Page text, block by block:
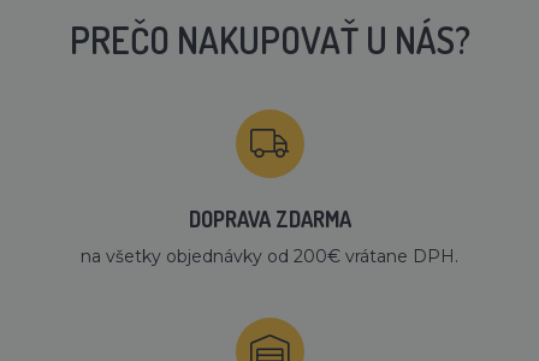
PREČO NAKUPOVAŤ U NÁS?
DOPRAVA ZDARMA
na všetky objednávky od 200€ vrátane DPH.